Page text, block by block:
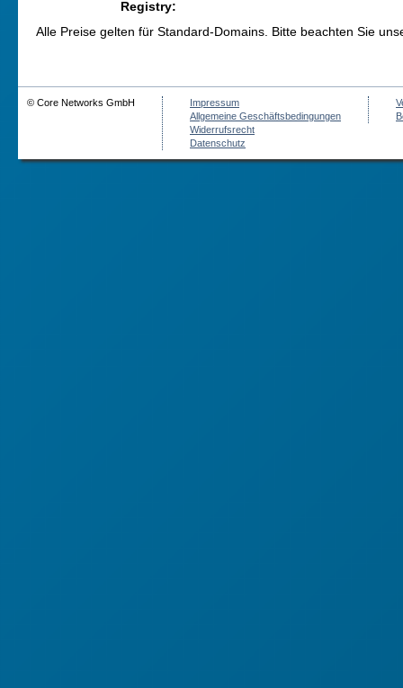
Registry:
Alle Preise gelten für Standard-Domains. Bitte beachten Sie
© Core Networks GmbH
Impressum
Allgemeine Geschäftsbedingungen
Widerrufsrecht
Datenschutz